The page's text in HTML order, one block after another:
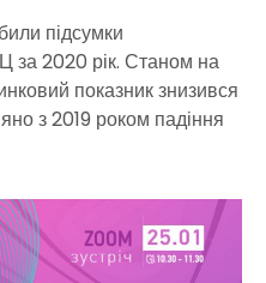
підсумки
за 2020 рік. Станом на
показник знизився
з 2019 роком падіння